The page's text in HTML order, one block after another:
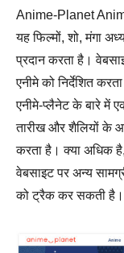
Anime-Planet
यह फिल्मों, शो, मंगा
प्रदान करता है।
एनीमे को निर्देशित
एनीमे-प्लैनेट के बारे में
तारीख और शैलियों के
करता है। क्या अधिक
वेबसाइट पर अन्य
को ट्रैक कर सकती है।